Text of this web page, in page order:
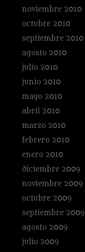
noviembre 2010
octubre 2010
septiembre 2010
agosto 2010
julio 2010
junio 2010
mayo 2010
abril 2010
marzo 2010
febrero 2010
enero 2010
diciembre 2009
noviembre 2009
octubre 2009
septiembre 2009
agosto 2009
julio 2009